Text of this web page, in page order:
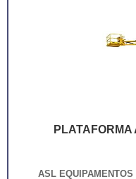
ASL EQUIPAMENTOS